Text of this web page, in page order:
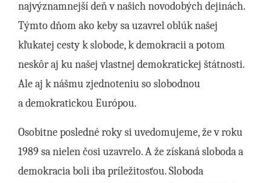
najvýznamnejší deň v našich novodobých dejinách.
Týmto dňom ako keby sa uzavrel oblúk našej
kľukatej cesty k slobode, k demokracii a potom
neskôr aj ku našej vlastnej demokratickej štátnosti.
Ale aj k nášmu zjednoteniu so slobodnou
a demokratickou Európou.
Osobitne posledné roky si uvedomujeme, že v roku
1989 sa nielen čosi uzavrelo. A že získaná sloboda a
demokracia boli iba príležitosťou. Sloboda